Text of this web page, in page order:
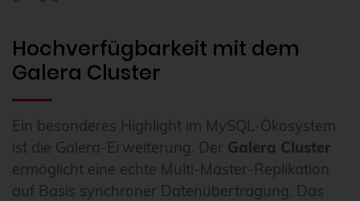
Hochverfügbarkeit mit dem
Galera Cluster
Ein besonderes Highlight im MySQL-Ökosystem
ist die Galera-Erweiterung. Der Galera Cluster
ermöglicht eine echte Multi-Master-Replikation
auf Basis synchroner Datenübertragung. Das